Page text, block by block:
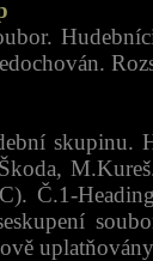
skupinu.
Č.1-